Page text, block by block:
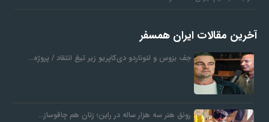
آخرین مقالات ایران همسفر
جف بزوس و لئوناردو دی‌کاپریو زیر تیغ انتقاد / پروژه…
رونق هنر سه هزار ساله در راین؛ زنان هم چاقوساز…